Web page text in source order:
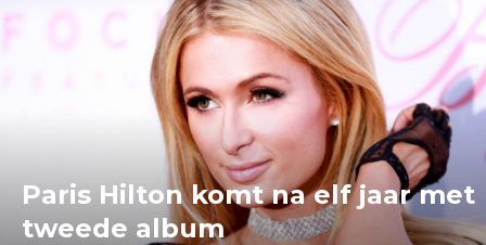
Paris Hilton komt na elf jaar met
tweede album